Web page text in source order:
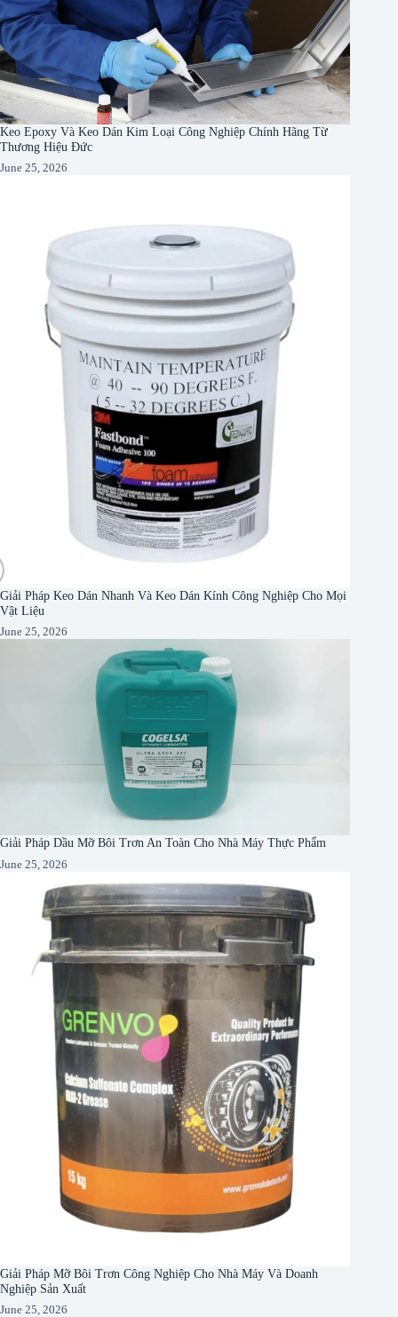
Keo Epoxy Và Keo Dán Kim Loại Công Nghiệp Chính Hãng Từ
Thương Hiệu Đức
June 25, 2026
Giải Pháp Keo Dán Nhanh Và Keo Dán Kính Công Nghiệp Cho Mọi
Vật Liệu
June 25, 2026
Giải Pháp Dầu Mỡ Bôi Trơn An Toàn Cho Nhà Máy Thực Phẩm
June 25, 2026
Giải Pháp Mỡ Bôi Trơn Công Nghiệp Cho Nhà Máy Và Doanh
Nghiệp Sản Xuất
June 25, 2026